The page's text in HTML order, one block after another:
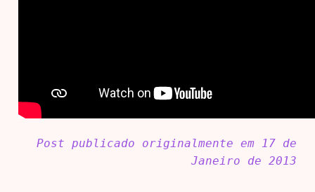
Post publicado originalmente em 17 de
Janeiro de 2013